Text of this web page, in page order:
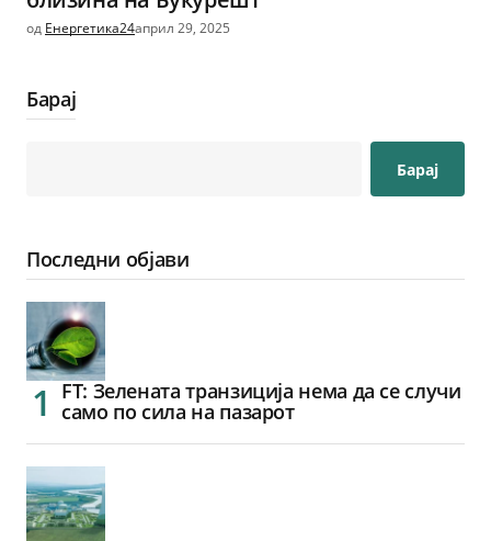
од Енергетика24април 29, 2025
Барај
Барај
Последни објави
FT: Зелената транзиција нема да се случи
само по сила на пазарот